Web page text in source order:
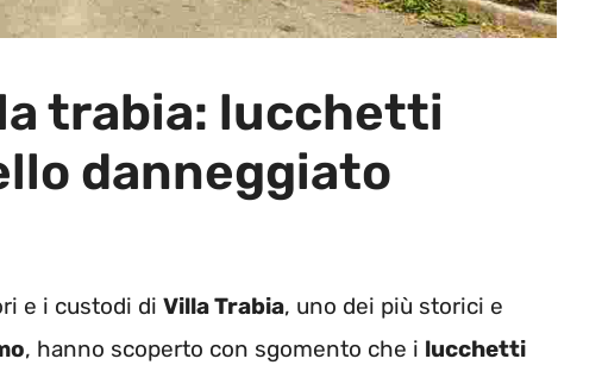
trabia: lucchetti
danneggiato
e i custodi di Villa Trabia, uno dei più storici e
, hanno scoperto con sgomento che i lucchetti